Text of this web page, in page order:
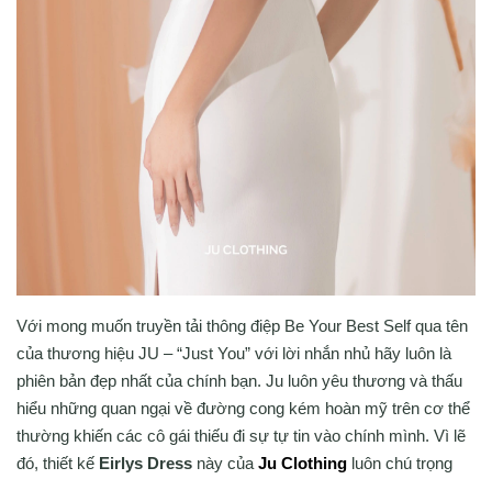
Với mong muốn truyền tải thông điệp Be Your Best Self qua tên
của thương hiệu JU – “Just You” với lời nhắn nhủ hãy luôn là
phiên bản đẹp nhất của chính bạn. Ju luôn yêu thương và thấu
hiểu những quan ngại về đường cong kém hoàn mỹ trên cơ thể
thường khiến các cô gái thiếu đi sự tự tin vào chính mình. Vì lẽ
đó, thiết kế Eirlys Dress này của Ju Clothing luôn chú trọng